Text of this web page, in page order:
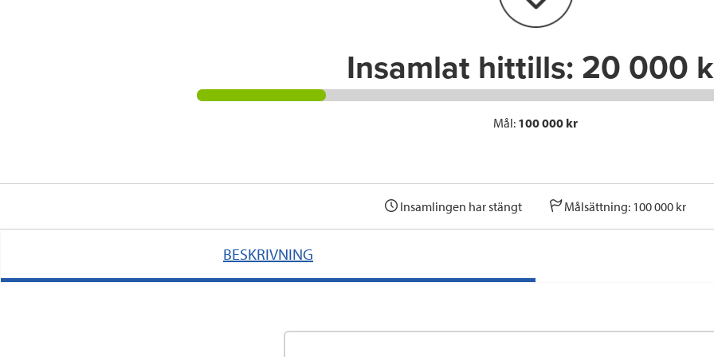
n
Insamlat hittills: 20 000
Mål: 100 000 kr
Insamlingen har stängt Målsättning: 100 000 kr
BESKRIVNING